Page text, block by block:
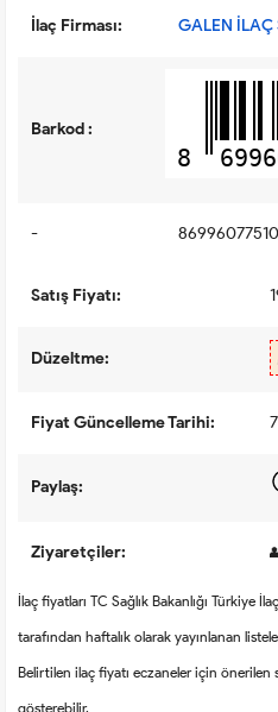
İlaç Firması: GALEN İLAÇ
Barkod :
8
-
Satış Fiyatı:
Düzeltme:
Fiyat Güncelleme Tarihi:
Paylaş:
Ziyaretçiler:
İlaç fiyatları TC Sağlık Bakanlığı Türkiye
tarafından haftalık olarak yayınlanan
Belirtilen ilaç fiyatı eczaneler için önerilen
gösterebilir.